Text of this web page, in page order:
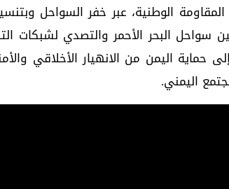
الوطنية، عبر خفر السواحل
سواحل البحر الأحمر والتصدي لشبكات
حماية اليمن من الانهيار الأخلاقي
اليمني.